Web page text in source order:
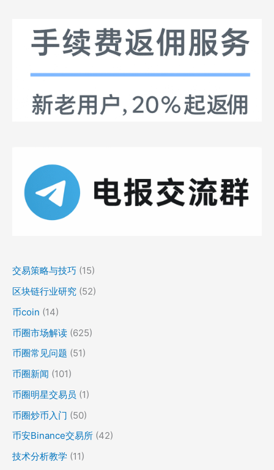
交易策略与技巧 (15)
区块链行业研究 (52)
币coin (14)
币圈市场解读 (625)
币圈常见问题 (51)
币圈新闻 (101)
币圈明星交易员 (1)
币圈炒币入门 (50)
币安Binance交易所 (42)
技术分析教学 (11)